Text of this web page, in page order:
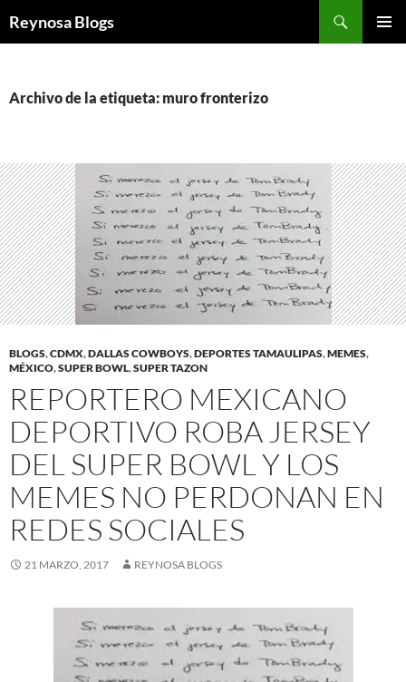
Reynosa Blogs
Archivo de la etiqueta: muro fronterizo
BLOGS,CDMX,DALLAS COWBOYS,DEPORTES TAMAULIPAS,MEMES,
MÉXICO,SUPER BOWL,SUPER TAZON
REPORTERO MEXICANO
DEPORTIVO ROBA JERSEY
DEL SUPER BOWL Y LOS
MEMES NO PERDONAN EN
REDES SOCIALES
21 MARZO, 2017 REYNOSA BLOGS